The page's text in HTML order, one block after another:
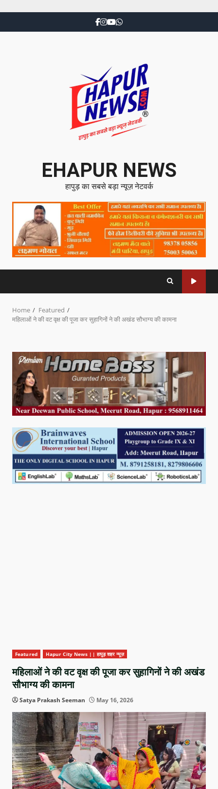
EHAPUR NEWS
हापुड़ का सबसे बड़ा न्यूज़ नेटवर्क
Home
Featured
महिलाओं ने की वट वृक्ष की पूजा कर सुहागिनों ने की अखंड सौभाग्य की कामना
Featured Hapur City News || हापुड़ शहर न्यूज़
महिलाओं ने की वट वृक्ष की पूजा कर सुहागिनों ने की अखंड
सौभाग्य की कामना
Satya Prakash Seeman May 16, 2026